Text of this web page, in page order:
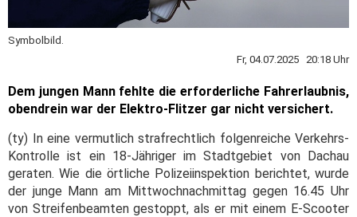
Symbolbild.
Fr, 04.07.2025 20:18 Uhr
Dem jungen Mann fehlte die erforderliche Fahrerlaubnis,
obendrein war der Elektro-Flitzer gar nicht versichert.
(ty) In eine vermutlich strafrechtlich folgenreiche Verkehrs-
Kontrolle ist ein 18-Jähriger im Stadtgebiet von Dachau
geraten. Wie die örtliche Polizeiinspektion berichtet, wurde
der junge Mann am Mittwochnachmittag gegen 16.45 Uhr
von Streifenbeamten gestoppt, als er mit einem E-Scooter